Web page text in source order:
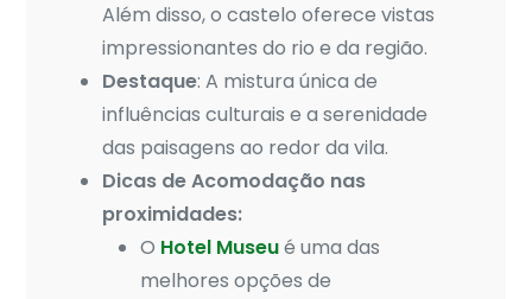
Além disso, o castelo oferece vistas
impressionantes do rio e da região.
Destaque: A mistura única de
influências culturais e a serenidade
das paisagens ao redor da vila.
Dicas de Acomodação nas
proximidades:
O Hotel Museué uma das
melhores opções de